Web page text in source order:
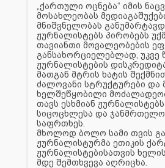
„ქართული ოცნება“ იმის
მოსახლეობას
მნიშვნელობას
ჟურნალისტებს პირობებს
თავიანთი მოვალეობების
განსახორციელებლად, უკვე
ჟურნალისტების
მათგან მტრის ხატის
ძალოვანი სტრუქტურები და
ხელშეწყობილი
თავს ესხმიან
სიცოცხლესა და
საფრთხეს.
მხოლოდ ბოლო სამი თვის
ჟურნალისტურმა ეთიკის
ჟურნალისტებისათვის
მდე შემთხვევა აღრიცხა.